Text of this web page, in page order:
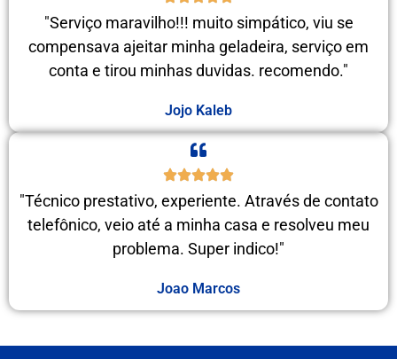
"Serviço maravilho!!! muito simpático, viu se
compensava ajeitar minha geladeira, serviço em
conta e tirou minhas duvidas. recomendo."
Jojo Kaleb
"Técnico prestativo, experiente. Através de contato
telefônico, veio até a minha casa e resolveu meu
problema. Super indico!"
Joao Marcos